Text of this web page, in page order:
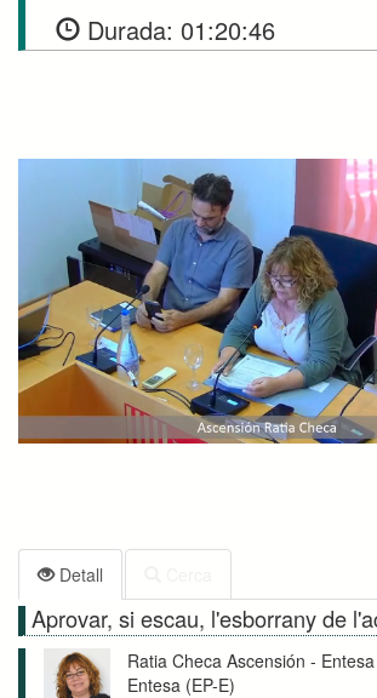
Durada: 01:20:46
Detall
Ratia Checa Ascensión -
Entesa (EP-E)